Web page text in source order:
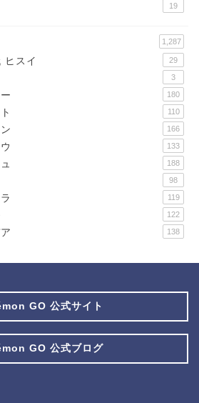
19
1,287
ヒスイ 29
3
180
110
166
133
188
98
119
122
138
GO 公式サイト
GO 公式ブログ